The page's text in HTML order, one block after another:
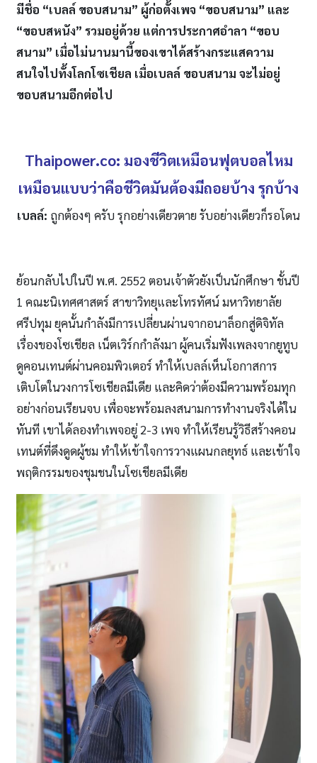
มีชื่อ “เบลล์ ขอบสนาม” ผู้ก่อตั้งเพจ “ขอบสนาม” และ
“ขอบสหนัง” รวมอยู่ด้วย แต่การประกาศอำลา “ขอบ
สนาม” เมื่อไม่นานมานี้ของเขาได้สร้างกระแสความ
สนใจไปทั้งโลกโซเชียล เมื่อเบลล์ ขอบสนาม จะไม่อยู่
ขอบสนามอีกต่อไป
Thaipower.co: มองชีวิตเหมือนฟุตบอลไหม
เหมือนแบบว่าคือชีวิตมันต้องมีถอยบ้าง รุกบ้าง
เบลล์: ถูกต้องๆ ครับ รุกอย่างเดียวตาย รับอย่างเดียวก็รอโดน
ย้อนกลับไปในปี พ.ศ. 2552 ตอนเจ้าตัวยังเป็นนักศึกษา ชั้นปี
1 คณะนิเทศศาสตร์ สาขาวิทยุและโทรทัศน์ มหาวิทยาลัย
ศรีปทุม ยุคนั้นกำลังมีการเปลี่ยนผ่านจากอนาล็อกสู่ดิจิทัล
เรื่องของโซเชียล เน็ตเวิร์กกำลังมา ผู้คนเริ่มฟังเพลงจากยูทูบ
ดูคอนเทนต์ผ่านคอมพิวเตอร์ ทำให้เบลล์เห็นโอกาสการ
เติบโตในวงการโซเชียลมีเดีย และคิดว่าต้องมีความพร้อมทุก
อย่างก่อนเรียนจบ เพื่อจะพร้อมลงสนามการทำงานจริงได้ใน
ทันที เขาได้ลองทำเพจอยู่ 2-3 เพจ ทำให้เรียนรู้วิธีสร้างคอน
เทนต์ที่ดึงดูดผู้ชม ทำให้เข้าใจการวางแผนกลยุทธ์ และเข้าใจ
พฤติกรรมของชุมชนในโซเชียลมีเดีย